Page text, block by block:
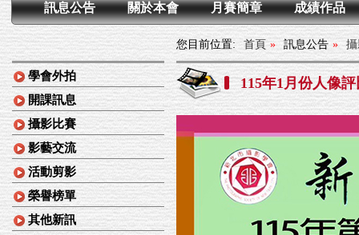
訊息公告 關於本會 月賽簡章 成績作品
學會外拍
開課訊息
攝影比賽
影藝交流
活動剪影
榮譽榜單
其他新訊
您目前位置: 首頁 » 訊息公告 »
115年1月份人像